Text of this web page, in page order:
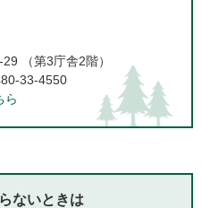
（第3庁舎2階）
33-4550
ら
ないときは